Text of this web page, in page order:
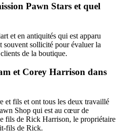
Pawn Stars et quel
et en antiquités qui est apparu
souvent sollicité pour évaluer la
de la boutique.
et Corey Harrison dans
et fils et ont tous les deux travaillé
Shop qui est au cœur de
fils de Rick Harrison, le propriétaire
fils de Rick.